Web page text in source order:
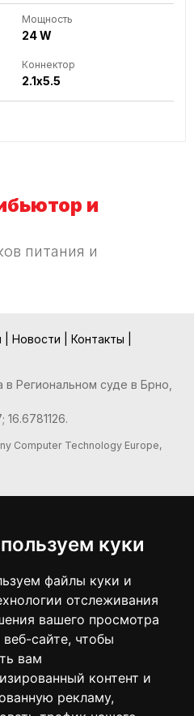
куки
файлы куки и
отслеживания
вашего просмотра
сайте, чтобы
вам
контент и
рекламу,
Мощность
24 W
Коннектор
2.1x5.5
и
питания и
Новости Контакты
в Региональном суде в Брно,
16.6781126.
Computer Technology Europe,
2019/1782
Чешская республика